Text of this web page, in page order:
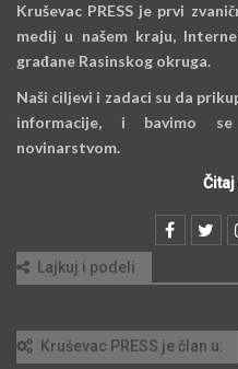
Kruševac PRESS je prvi
medij u našem kraju,
građane Rasinskog okruga.
Naši ciljevi i zadaci su da
informacije, i bavimo
novinarstvom.
Lajkuj i podeli
Kruševac PRESS je član u: